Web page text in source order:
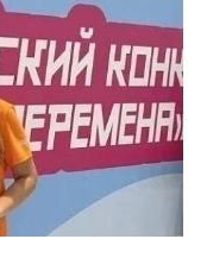
асфальта
после обильных
гарантийных
подрядная
"Нижневартовские
2026 года.
ООО "НКС" не
средств подрядной